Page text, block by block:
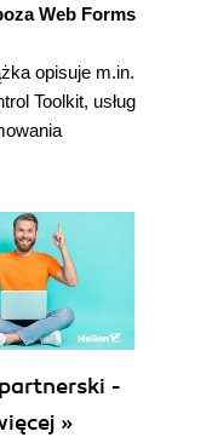
źródeł w
źródła (95)
(nowość
Modyfikator
języka C# 5.0)
Web Forms
opisuje m.in.
Toolkit, usług
-
»